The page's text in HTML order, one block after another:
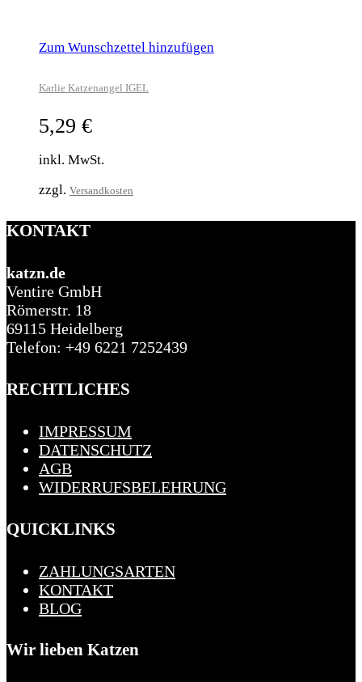
Zum Wunschzettel hinzufügen
Karlie Katzenangel IGEL
5,29 €
inkl. MwSt.
zzgl. Versandkosten
KONTAKT
katzn.de
Ventire GmbH
Römerstr. 18
69115 Heidelberg
Telefon: +49 6221 7252439
RECHTLICHES
IMPRESSUM
DATENSCHUTZ
AGB
WIDERRUFSBELEHRUNG
QUICKLINKS
ZAHLUNGSARTEN
KONTAKT
BLOG
Wir lieben Katzen